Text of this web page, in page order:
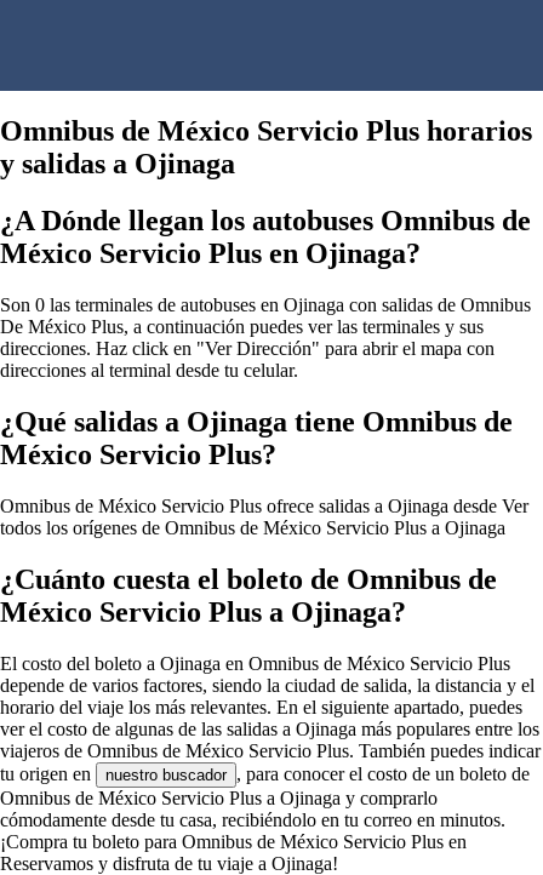
Omnibus de México Servicio Plus horarios
y salidas a Ojinaga
¿A Dónde llegan los autobuses Omnibus de
México Servicio Plus en Ojinaga?
Son 0 las terminales de autobuses en Ojinaga con salidas de Omnibus
De México Plus, a continuación puedes ver las terminales y sus
direcciones. Haz click en "Ver Dirección" para abrir el mapa con
direcciones al terminal desde tu celular.
¿Qué salidas a Ojinaga tiene Omnibus de
México Servicio Plus?
Omnibus de México Servicio Plus ofrece salidas a Ojinaga desde Ver
todos los orígenes de Omnibus de México Servicio Plus a Ojinaga
¿Cuánto cuesta el boleto de Omnibus de
México Servicio Plus a Ojinaga?
El costo del boleto a Ojinaga en Omnibus de México Servicio Plus
depende de varios factores, siendo la ciudad de salida, la distancia y el
horario del viaje los más relevantes. En el siguiente apartado, puedes
ver el costo de algunas de las salidas a Ojinaga más populares entre los
viajeros de Omnibus de México Servicio Plus. También puedes indicar
tu origen en
nuestro buscador , para conocer el costo de un boleto de
Omnibus de México Servicio Plus a Ojinaga y comprarlo
cómodamente desde tu casa, recibiéndolo en tu correo en minutos.
¡Compra tu boleto para Omnibus de México Servicio Plus en
Reservamos y disfruta de tu viaje a Ojinaga!